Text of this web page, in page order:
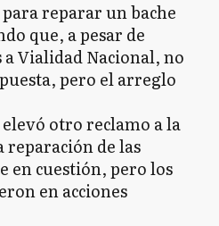
reparar un bache
que, a pesar de
Vialidad Nacional, no
pero el arreglo
elevó otro reclamo a la
reparación de las
en cuestión, pero los
en acciones